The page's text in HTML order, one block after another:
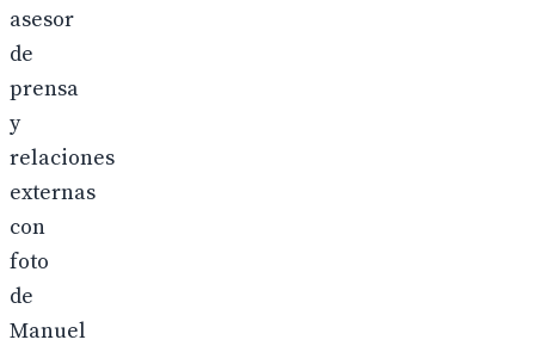
asesor
de
prensa
y
relaciones
externas
con
foto
de
Manuel